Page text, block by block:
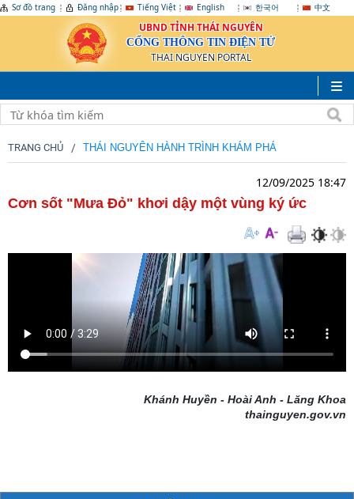
Sơ đồ trang Đăng nhập Tiếng Việt English 한국어 中文
UBND TỈNH THÁI NGUYÊN
CỔNG THÔNG TIN ĐIỆN TỬ
THAI NGUYEN PORTAL
TRANG CHỦ THÁI NGUYÊN HÀNH TRÌNH KHÁM PHÁ
12/09/2025 18:47
Cơn sốt "Mưa Đỏ" khơi dậy một vùng ký ức
Khánh Huyền - Hoài Anh - Lăng Khoa
thainguyen.gov.vn